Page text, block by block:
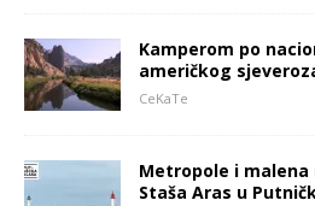
Kamperom po
američkog
CeKaTe
Metropole i
Staša Aras u